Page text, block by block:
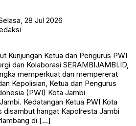
28 Jul 2026
Kunjungan Ketua dan Pengurus PWI
dan Kolaborasi SERAMBIJAMBI.ID,
memperkuat dan mempererat
Kepolisian, Ketua dan Pengurus
(PWI) Kota Jambi
Kedatangan Ketua PWI Kota
disambut hangat Kapolresta Jambi
di […]